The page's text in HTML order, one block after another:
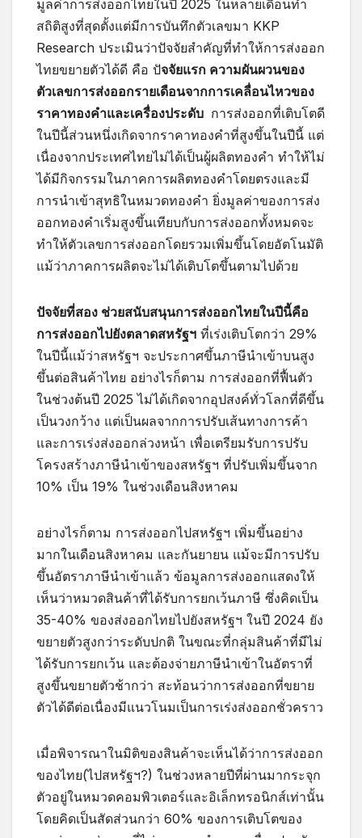
มูลค่าการส่งออกไทยในปี 2025 ในหลายเดือนทำ
สถิติสูงที่สุดตั้งแต่มีการบันทึกตัวเลขมา KKP
Research ประเมินว่าปัจจัยสำคัญที่ทำให้การส่งออก
ไทยขยายตัวได้ดี คือ ปัจจัยแรก ความผันผวนของ
ตัวเลขการส่งออกรายเดือนจากการเคลื่อนไหวของ
ราคาทองคำและเครื่องประดับ การส่งออกที่เติบโตดี
ในปีนี้ส่วนหนึ่งเกิดจากราคาทองคำที่สูงขึ้นในปีนี้ แต่
เนื่องจากประเทศไทยไม่ได้เป็นผู้ผลิตทองคำ ทำให้ไม่
ได้มีกิจกรรมในภาคการผลิตทองคำโดยตรงและมี
การนำเข้าสุทธิในหมวดทองคำ ยิ่งมูลค่าของการส่ง
ออกทองคำเริ่มสูงขึ้นเทียบกับการส่งออกทั้งหมดจะ
ทำให้ตัวเลขการส่งออกโดยรวมเพิ่มขึ้นโดยอัตโนมัติ
แม้ว่าภาคการผลิตจะไม่ได้เติบโตขึ้นตามไปด้วย
ปัจจัยที่สอง ช่วยสนับสนุนการส่งออกไทยในปีนี้คือ
การส่งออกไปยังตลาดสหรัฐฯ ที่เร่งเติบโตกว่า 29%
ในปีนี้แม้ว่าสหรัฐฯ จะประกาศขึ้นภาษีนำเข้าบนสูง
ขึ้นต่อสินค้าไทย อย่างไรก็ตาม การส่งออกที่ฟื้นตัว
ในช่วงต้นปี 2025 ไม่ได้เกิดจากอุปสงค์ทั่วโลกที่ดีขึ้น
เป็นวงกว้าง แต่เป็นผลจากการปรับเส้นทางการค้า
และการเร่งส่งออกล่วงหน้า เพื่อเตรียมรับการปรับ
โครงสร้างภาษีนำเข้าของสหรัฐฯ ที่ปรับเพิ่มขึ้นจาก
10% เป็น 19% ในช่วงเดือนสิงหาคม
อย่างไรก็ตาม การส่งออกไปสหรัฐฯ เพิ่มขึ้นอย่าง
มากในเดือนสิงหาคม และกันยายน แม้จะมีการปรับ
ขึ้นอัตราภาษีนำเข้าแล้ว ข้อมูลการส่งออกแสดงให้
เห็นว่าหมวดสินค้าที่ได้รับการยกเว้นภาษี ซึ่งคิดเป็น
35-40% ของส่งออกไทยไปยังสหรัฐฯ ในปี 2024 ยัง
ขยายตัวสูงกว่าระดับปกติ ในขณะที่กลุ่มสินค้าที่มีไม่
ได้รับการยกเว้น และต้องจ่ายภาษีนำเข้าในอัตราที่
สูงขึ้นขยายตัวช้ากว่า สะท้อนว่าการส่งออกที่ขยาย
ตัวได้ดีต่อเนื่องมีแนวโนมเป็นการเร่งส่งออกชั่วคราว
เมื่อพิจารณาในมิติของสินค้าจะเห็นได้ว่าการส่งออก
ของไทย(ไปสหรัฐฯ?) ในช่วงหลายปีที่ผ่านมากระจุก
ตัวอยู่ในหมวดคอมพิวเตอร์และอิเล็กทรอนิกส์เท่านั้น
โดยคิดเป็นสัดส่วนกว่า 60% ของการเติบโตของ